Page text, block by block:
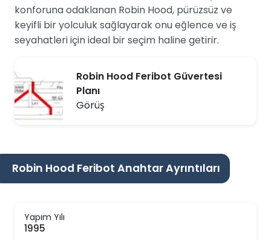
konforuna odaklanan Robin Hood, pürüzsüz ve
keyifli bir yolculuk sağlayarak onu eğlence ve iş
seyahatleri için ideal bir seçim haline getirir.
Robin Hood Feribot Güvertesi
Planı
Görüş
Robin Hood Feribot Anahtar Ayrıntıları
Yapım Yılı
1995